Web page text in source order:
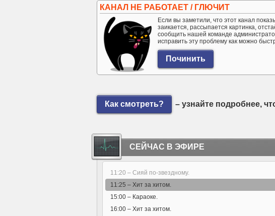
КАНАЛ НЕ РАБОТАЕТ / ГЛЮЧИТ
Если вы заметили, что этот канал
заикается, рассыпается картинка,
сообщить нашей команде
исправить эту проблему как можно
Как смотреть? – узнайте подробнее,
СЕЙЧАС В ЭФИРЕ
11:20 – Сияй по-звездному.
11:25 – Хит за хитом.
15:00 – Караоке.
16:00 – Хит за хитом.